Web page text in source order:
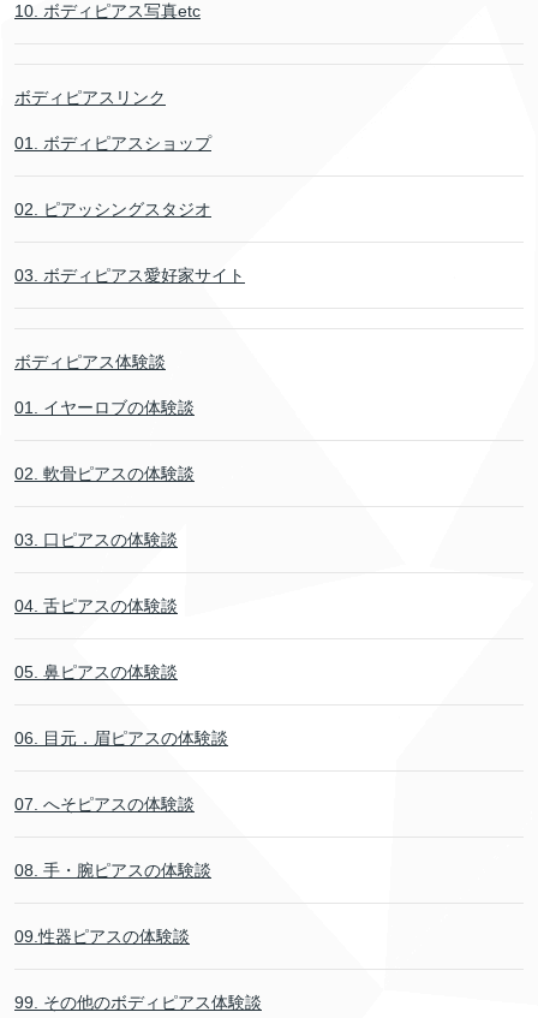
10. ボディピアス写真etc
ボディピアスリンク
01. ボディピアスショップ
02. ピアッシングスタジオ
03. ボディピアス愛好家サイト
ボディピアス体験談
01. イヤーロブの体験談
02. 軟骨ピアスの体験談
03. 口ピアスの体験談
04. 舌ピアスの体験談
05. 鼻ピアスの体験談
06. 目元．眉ピアスの体験談
07. へそピアスの体験談
08. 手・腕ピアスの体験談
09.性器ピアスの体験談
99. その他のボディピアス体験談